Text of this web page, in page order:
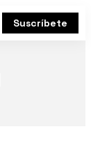
Suscríbete